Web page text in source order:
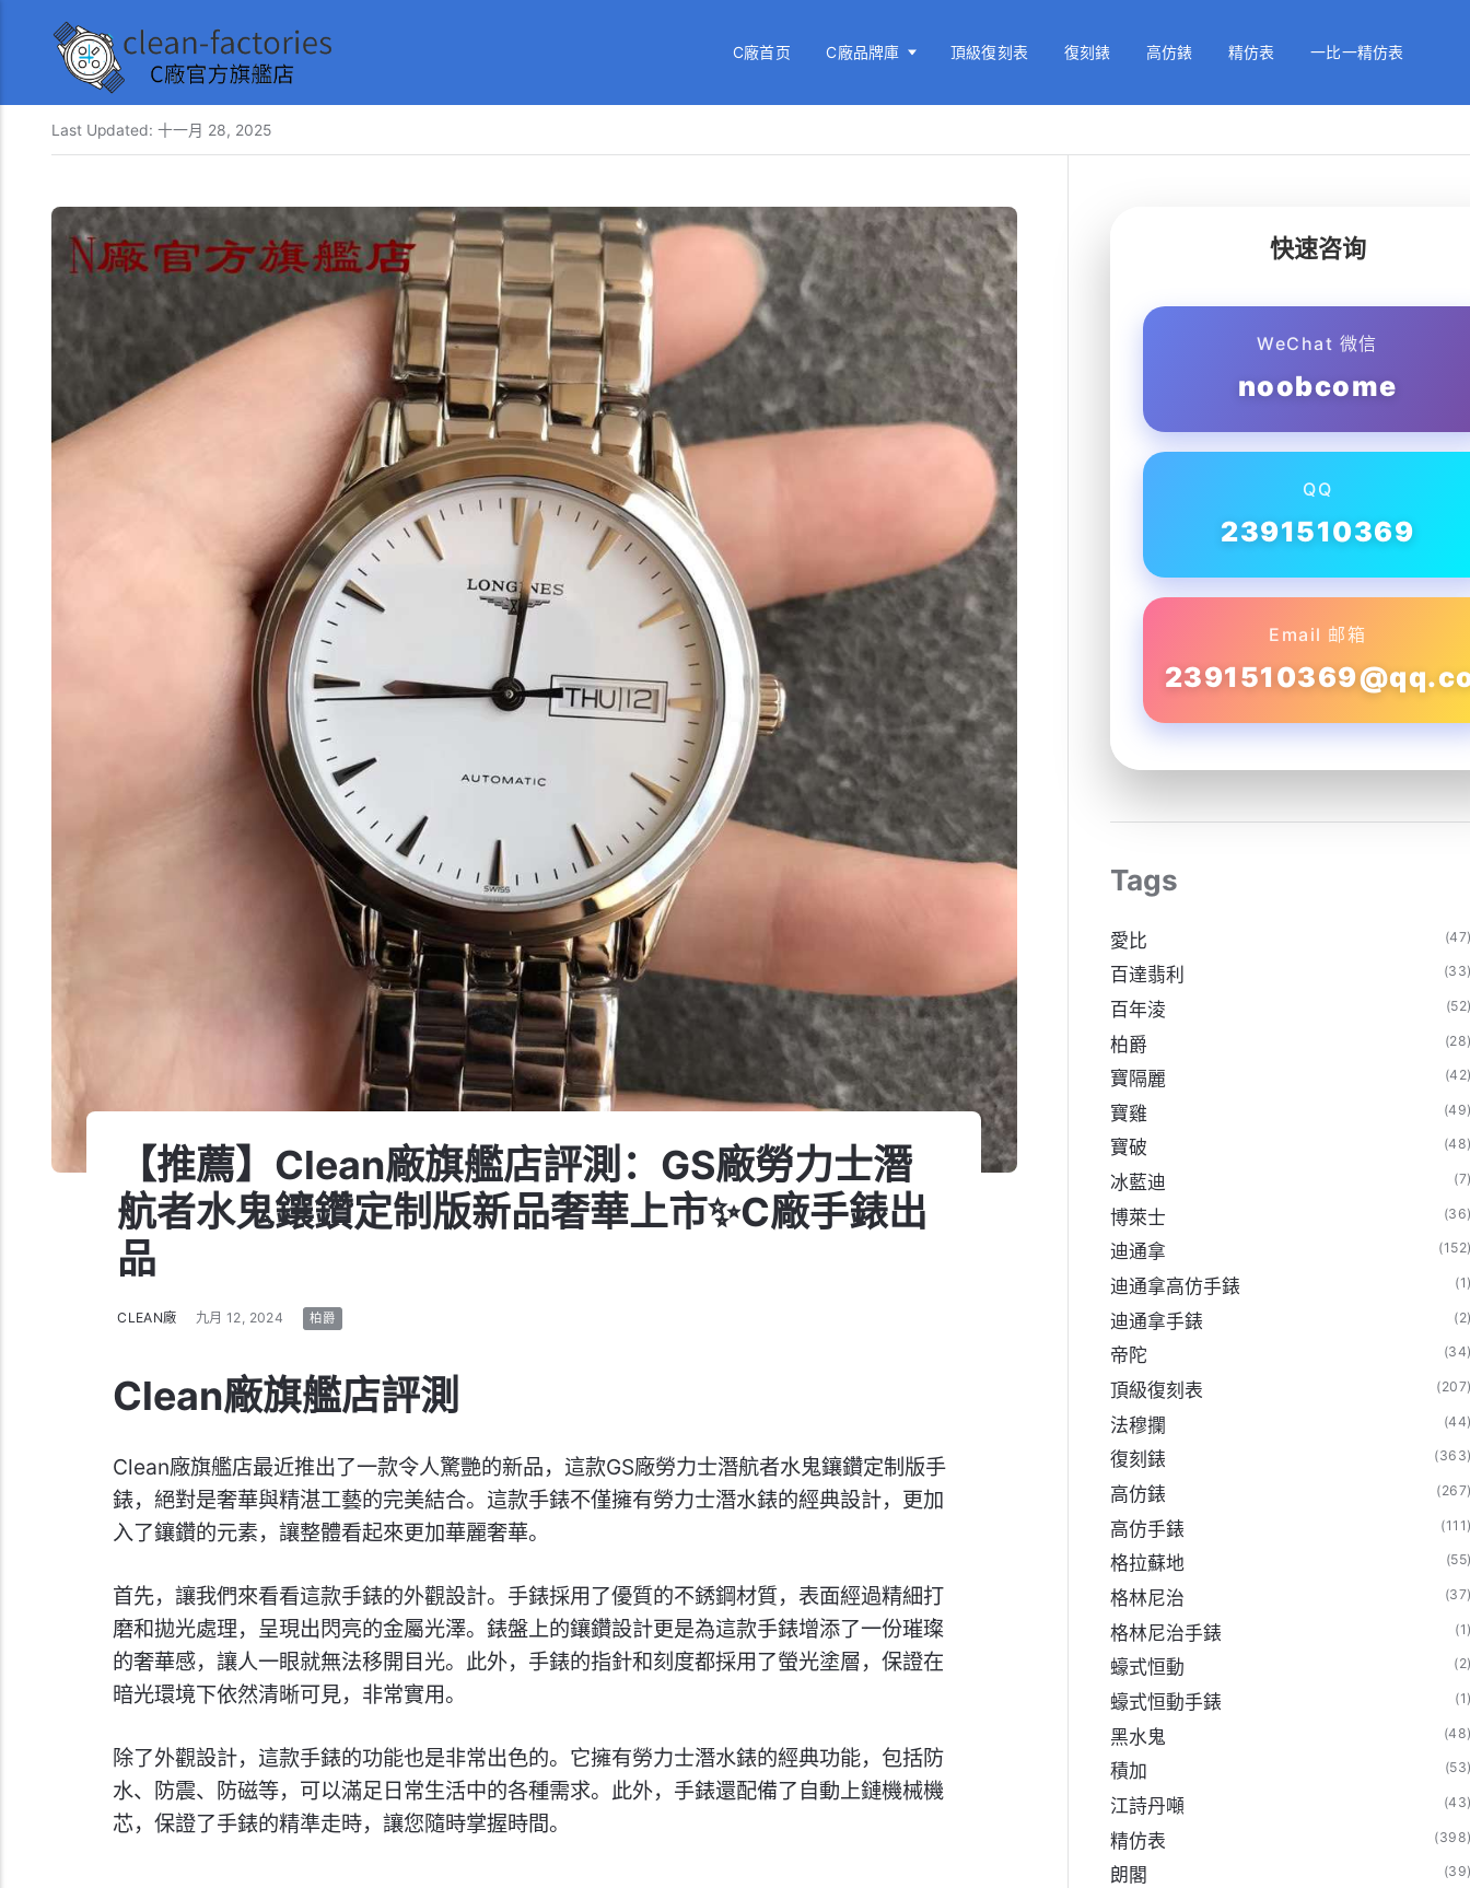
C廠首页 C廠品牌庫 頂級復刻表 復刻錶 高仿錶 精仿表 一比一精仿表
Last Updated: 十一月 28, 2025
【推薦】Clean廠旗艦店評測：GS廠勞力士潛
航者水鬼鑲鑽定制版新品奢華上市✨C廠手錶出
品
CLEAN廠 九月 12, 2024 柏爵
Clean廠旗艦店評測
Clean廠旗艦店最近推出了一款令人驚艷的新品，這款GS廠勞力士潛航者水鬼鑲鑽定制版手
錶，絕對是奢華與精湛工藝的完美結合。這款手錶不僅擁有勞力士潛水錶的經典設計，更加
入了鑲鑽的元素，讓整體看起來更加華麗奢華。
首先，讓我們來看看這款手錶的外觀設計。手錶採用了優質的不銹鋼材質，表面經過精細打
磨和拋光處理，呈現出閃亮的金屬光澤。錶盤上的鑲鑽設計更是為這款手錶增添了一份璀璨
的奢華感，讓人一眼就無法移開目光。此外，手錶的指針和刻度都採用了螢光塗層，保證在
暗光環境下依然清晰可見，非常實用。
除了外觀設計，這款手錶的功能也是非常出色的。它擁有勞力士潛水錶的經典功能，包括防
水、防震、防磁等，可以滿足日常生活中的各種需求。此外，手錶還配備了自動上鏈機械機
芯，保證了手錶的精準走時，讓您隨時掌握時間。
快速咨询
WeChat 微信
noobcome
QQ
2391510369
Email 邮箱
Tags
愛比
百達翡利
百年淩
柏爵
寶隔麗
寶雞
寶破
冰藍迪
博萊士
迪通拿
迪通拿高仿手錶
迪通拿手錶
帝陀
頂級復刻表
法穆攔
復刻錶
高仿錶
高仿手錶
格拉蘇地
格林尼治
格林尼治手錶
蠔式恒動
蠔式恒動手錶
黑水鬼
積加
江詩丹噸
精仿表
朗閣